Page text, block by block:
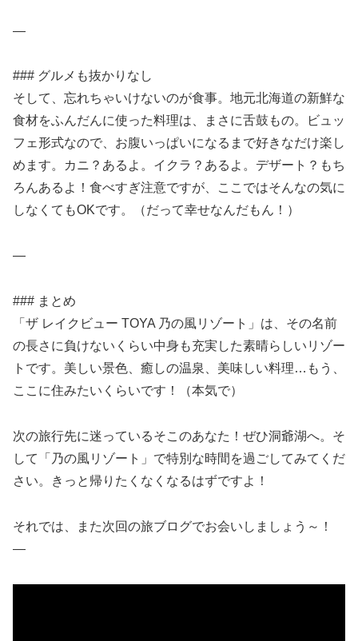
—
### グルメも抜かりなし
そして、忘れちゃいけないのが食事。地元北海道の新鮮な
食材をふんだんに使った料理は、まさに舌鼓もの。ビュッ
フェ形式なので、お腹いっぱいになるまで好きなだけ楽し
めます。カニ？あるよ。イクラ？あるよ。デザート？もち
ろんあるよ！食べすぎ注意ですが、ここではそんなの気に
しなくてもOKです。（だって幸せなんだもん！）
—
### まとめ
「ザ レイクビュー TOYA 乃の風リゾート」は、その名前
の長さに負けないくらい中身も充実した素晴らしいリゾー
トです。美しい景色、癒しの温泉、美味しい料理…もう、
ここに住みたいくらいです！（本気で）
次の旅行先に迷っているそこのあなた！ぜひ洞爺湖へ。そ
して「乃の風リゾート」で特別な時間を過ごしてみてくだ
さい。きっと帰りたくなくなるはずですよ！
それでは、また次回の旅ブログでお会いしましょう～！
—